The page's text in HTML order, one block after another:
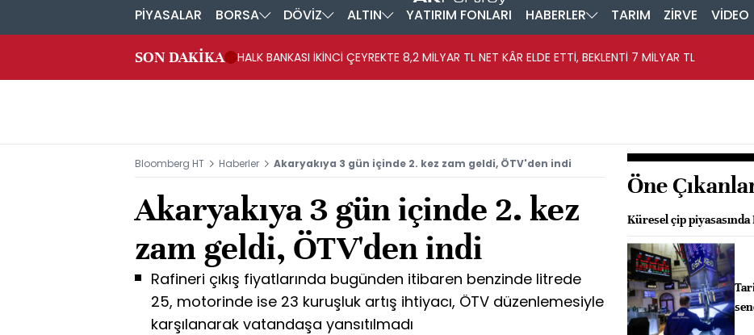
PİYASALAR BORSA DÖVİZ ALTIN YATIRIM FONLARI HABERLER TARIM ZİRVE VİDEO
SON DAKİKA HALK BANKASI İKİNCİ ÇEYREKTE 8,2 MİLYAR TL NET KÂR ELDE ETTİ, BEKLENTİ 7 MİLYAR TL
Bloomberg HT Haberler Akaryakıya 3 gün içinde 2. kez zam geldi, ÖTV'den indi
Akaryakıya 3 gün içinde 2. kez
zam geldi, ÖTV'den indi
Rafineri çıkış fiyatlarında bugünden itibaren benzinde litrede
25, motorinde ise 23 kuruşluk artış ihtiyacı, ÖTV düzenlemesiyle
karşılanarak vatandaşa yansıtılmadı
Öne
Küresel çip piyasasında